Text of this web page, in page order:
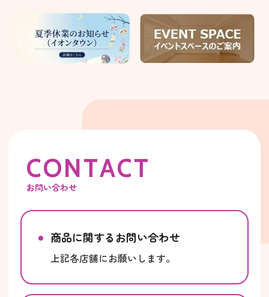
CONTACT
お問い合わせ
商品に関するお問い合わせ
上記各店舗にお願いします。